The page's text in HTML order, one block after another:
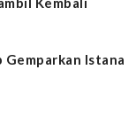
Gemparkan Istana